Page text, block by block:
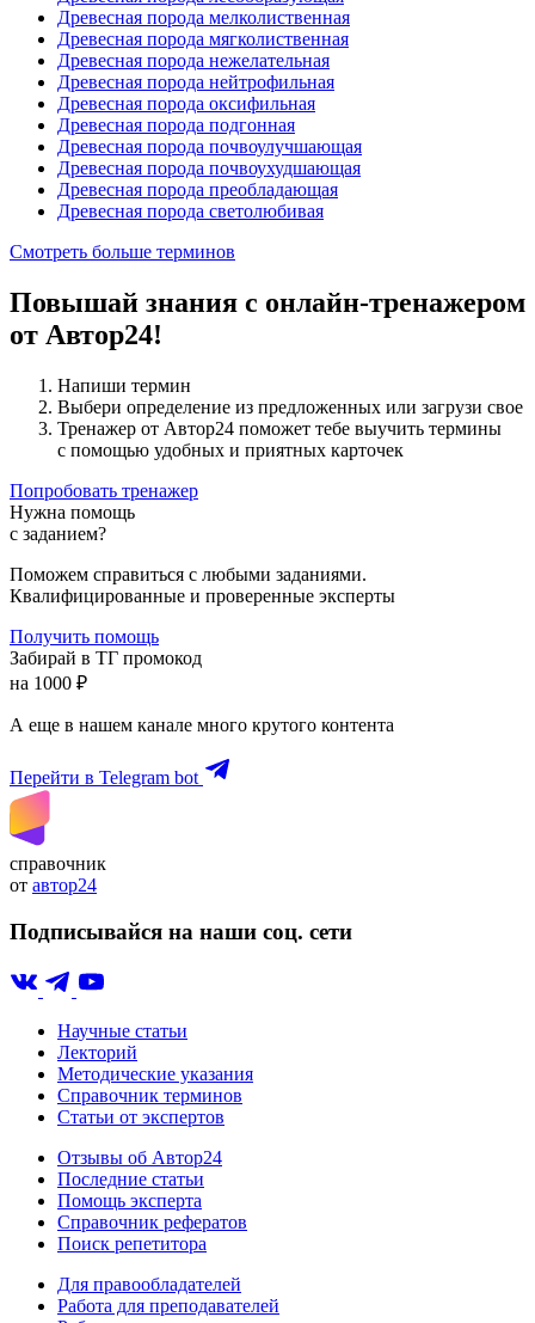
Древесная порода мелколиственная
Древесная порода мягколиственная
Древесная порода нежелательная
Древесная порода нейтрофильная
Древесная порода оксифильная
Древесная порода подгонная
Древесная порода почвоулучшающая
Древесная порода почвоухудшающая
Древесная порода преобладающая
Древесная порода светолюбивая
Смотреть больше терминов
Повышай знания с онлайн-тренажером
от Автор24!
Напиши термин
Выбери определение из предложенных или загрузи свое
Тренажер от Автор24 поможет тебе выучить термины
с помощью удобных и приятных карточек
Попробовать тренажер
Нужна помощь
с заданием?
Поможем справиться с любыми заданиями.
Квалифицированные и проверенные эксперты
Получить помощь
Забирай в ТГ промокод
на 1000 ₽
А еще в нашем канале много крутого контента
Перейти в Telegram bot
справочник
от автор24
Подписывайся на наши соц. сети
Научные статьи
Лекторий
Методические указания
Справочник терминов
Статьи от экспертов
Отзывы об Автор24
Последние статьи
Помощь эксперта
Справочник рефератов
Поиск репетитора
Для правообладателей
Работа для преподавателей